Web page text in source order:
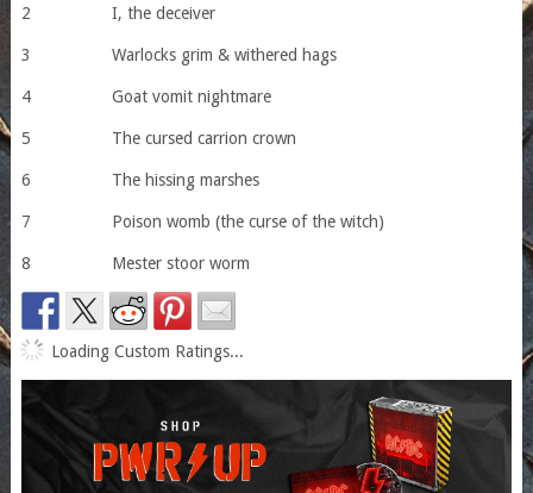
2 I, the deceiver
3 Warlocks grim & withered hags
4 Goat vomit nightmare
5 The cursed carrion crown
6 The hissing marshes
7 Poison womb (the curse of the witch)
8 Mester stoor worm
Loading Custom Ratings...